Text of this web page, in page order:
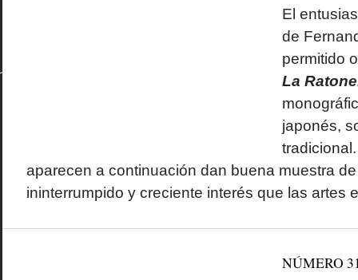
El
de
permitido
La
japonés,
aparecen a continuación dan buena muestra
ininterrumpido y creciente interés que las artes
NÚMERO